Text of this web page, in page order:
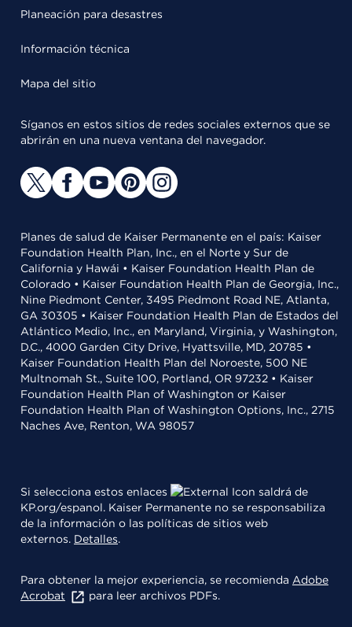
Planeación para desastres
Información técnica
Mapa del sitio
Síganos en estos sitios de redes sociales externos que se
abrirán en una nueva ventana del navegador.
Planes de salud de Kaiser Permanente en el país: Kaiser
Foundation Health Plan, Inc., en el Norte y Sur de
California y Hawái • Kaiser Foundation Health Plan de
Colorado • Kaiser Foundation Health Plan de Georgia, Inc.,
Nine Piedmont Center, 3495 Piedmont Road NE, Atlanta,
GA 30305 • Kaiser Foundation Health Plan de Estados del
Atlántico Medio, Inc., en Maryland, Virginia, y Washington,
D.C., 4000 Garden City Drive, Hyattsville, MD, 20785 •
Kaiser Foundation Health Plan del Noroeste, 500 NE
Multnomah St., Suite 100, Portland, OR 97232 • Kaiser
Foundation Health Plan of Washington or Kaiser
Foundation Health Plan of Washington Options, Inc., 2715
Naches Ave, Renton, WA 98057
Si selecciona estos enlaces
saldrá de
KP.org/espanol. Kaiser Permanente no se responsabiliza
de la información o las políticas de sitios web
externos. Detalles.
Para obtener la mejor experiencia, se recomienda Adobe
Acrobat
para leer archivos PDFs.